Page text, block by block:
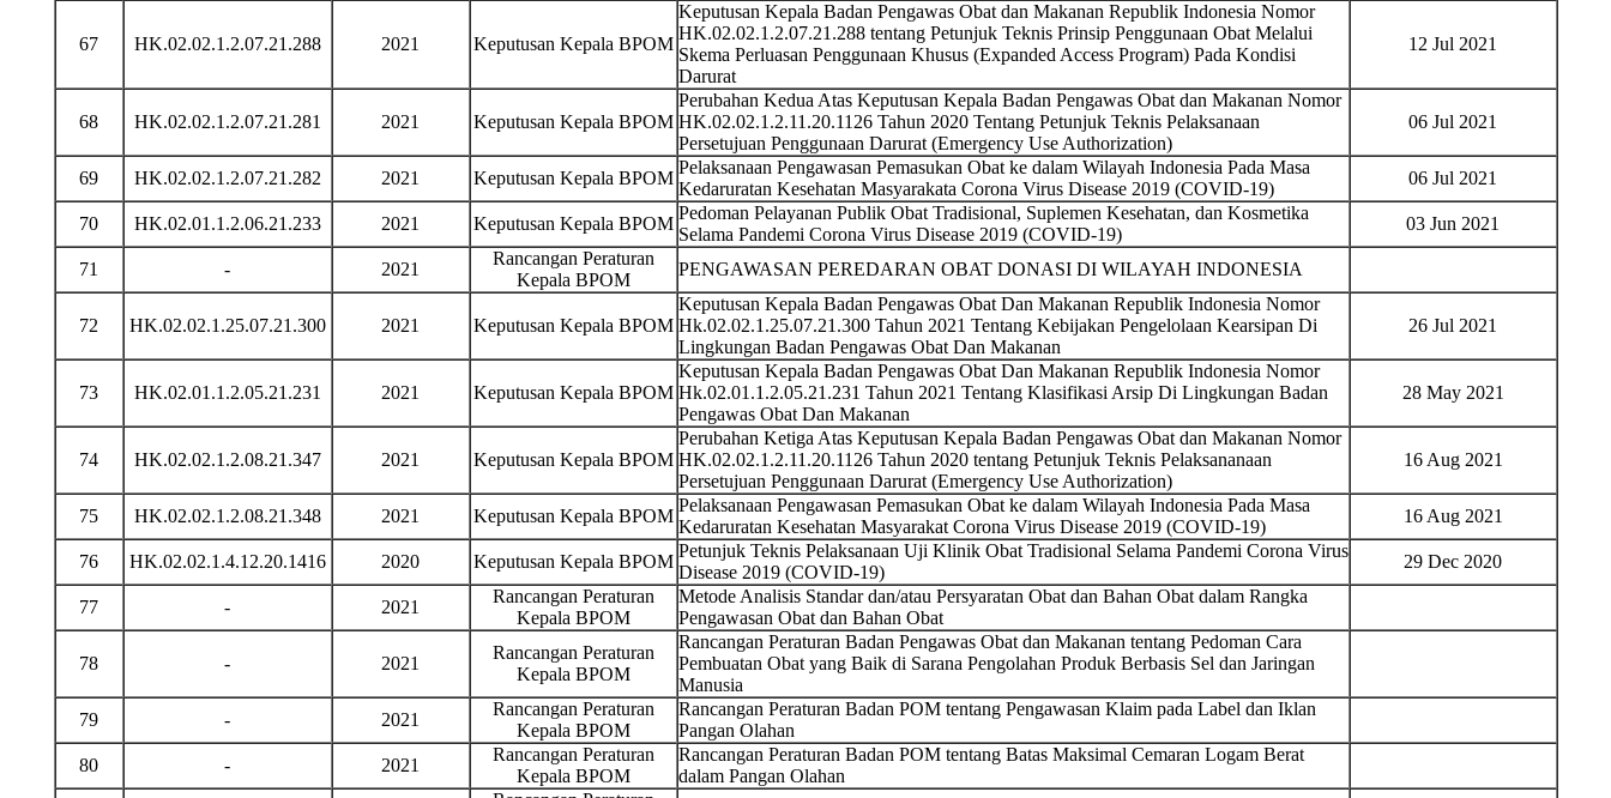
67 HK.02.02.1.2.07.21.288 2021 Keputusan Kepala BPOM
Keputusan Kepala Badan Pengawas Obat dan Makanan Republik Indonesia Nomor
HK.02.02.1.2.07.21.288 tentang Petunjuk Teknis Prinsip Penggunaan Obat Melalui
Skema Perluasan Penggunaan Khusus (Expanded Access Program) Pada Kondisi
Darurat
12 Jul 2021
68 HK.02.02.1.2.07.21.281 2021 Keputusan Kepala BPOM
Perubahan Kedua Atas Keputusan Kepala Badan Pengawas Obat dan Makanan Nomor
HK.02.02.1.2.11.20.1126 Tahun 2020 Tentang Petunjuk Teknis Pelaksanaan
Persetujuan Penggunaan Darurat (Emergency Use Authorization)
06 Jul 2021
69 HK.02.02.1.2.07.21.282 2021 Keputusan Kepala BPOM
Pelaksanaan Pengawasan Pemasukan Obat ke dalam Wilayah Indonesia Pada Masa
Kedaruratan Kesehatan Masyarakata Corona Virus Disease 2019 (COVID-19)
06 Jul 2021
70 HK.02.01.1.2.06.21.233 2021 Keputusan Kepala BPOM
Pedoman Pelayanan Publik Obat Tradisional, Suplemen Kesehatan, dan Kosmetika
Selama Pandemi Corona Virus Disease 2019 (COVID-19)
03 Jun 2021
71 - 2021
Rancangan Peraturan
Kepala BPOM
PENGAWASAN PEREDARAN OBAT DONASI DI WILAYAH INDONESIA
72 HK.02.02.1.25.07.21.300 2021 Keputusan Kepala BPOM
Keputusan Kepala Badan Pengawas Obat Dan Makanan Republik Indonesia Nomor
Hk.02.02.1.25.07.21.300 Tahun 2021 Tentang Kebijakan Pengelolaan Kearsipan Di
Lingkungan Badan Pengawas Obat Dan Makanan
26 Jul 2021
73 HK.02.01.1.2.05.21.231 2021 Keputusan Kepala BPOM
Keputusan Kepala Badan Pengawas Obat Dan Makanan Republik Indonesia Nomor
Hk.02.01.1.2.05.21.231 Tahun 2021 Tentang Klasifikasi Arsip Di Lingkungan Badan
Pengawas Obat Dan Makanan
28 May 2021
74 HK.02.02.1.2.08.21.347 2021 Keputusan Kepala BPOM
Perubahan Ketiga Atas Keputusan Kepala Badan Pengawas Obat dan Makanan Nomor
HK.02.02.1.2.11.20.1126 Tahun 2020 tentang Petunjuk Teknis Pelaksananaan
Persetujuan Penggunaan Darurat (Emergency Use Authorization)
16 Aug 2021
75 HK.02.02.1.2.08.21.348 2021 Keputusan Kepala BPOM
Pelaksanaan Pengawasan Pemasukan Obat ke dalam Wilayah Indonesia Pada Masa
Kedaruratan Kesehatan Masyarakat Corona Virus Disease 2019 (COVID-19)
16 Aug 2021
76 HK.02.02.1.4.12.20.1416 2020 Keputusan Kepala BPOM
Petunjuk Teknis Pelaksanaan Uji Klinik Obat Tradisional Selama Pandemi Corona Virus
Disease 2019 (COVID-19)
29 Dec 2020
77 - 2021
Rancangan Peraturan
Kepala BPOM
Metode Analisis Standar dan/atau Persyaratan Obat dan Bahan Obat dalam Rangka
Pengawasan Obat dan Bahan Obat
78 - 2021
Rancangan Peraturan
Kepala BPOM
Rancangan Peraturan Badan Pengawas Obat dan Makanan tentang Pedoman Cara
Pembuatan Obat yang Baik di Sarana Pengolahan Produk Berbasis Sel dan Jaringan
Manusia
79
- 2021
Rancangan Peraturan
Kepala BPOM
Rancangan Peraturan Badan POM tentang Pengawasan Klaim pada Label dan Iklan
Pangan Olahan
80
- 2021
Rancangan Peraturan
Kepala BPOM
Rancangan Peraturan Badan POM tentang Batas Maksimal Cemaran Logam Berat
dalam Pangan Olahan